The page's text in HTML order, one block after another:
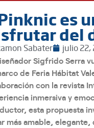
es
del
Sabater julio 22,
Sigfrido Serra
de Feria Hábitat
con la revista
inmersiva y
esta propuesta
más amable,